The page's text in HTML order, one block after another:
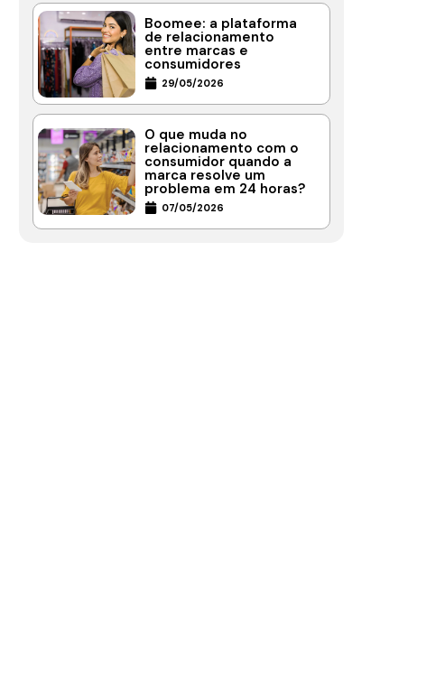
Boomee: a plataforma
de relacionamento
entre marcas e
consumidores
29/05/2026
O que muda no
relacionamento com o
consumidor quando a
marca resolve um
problema em 24 horas?
07/05/2026